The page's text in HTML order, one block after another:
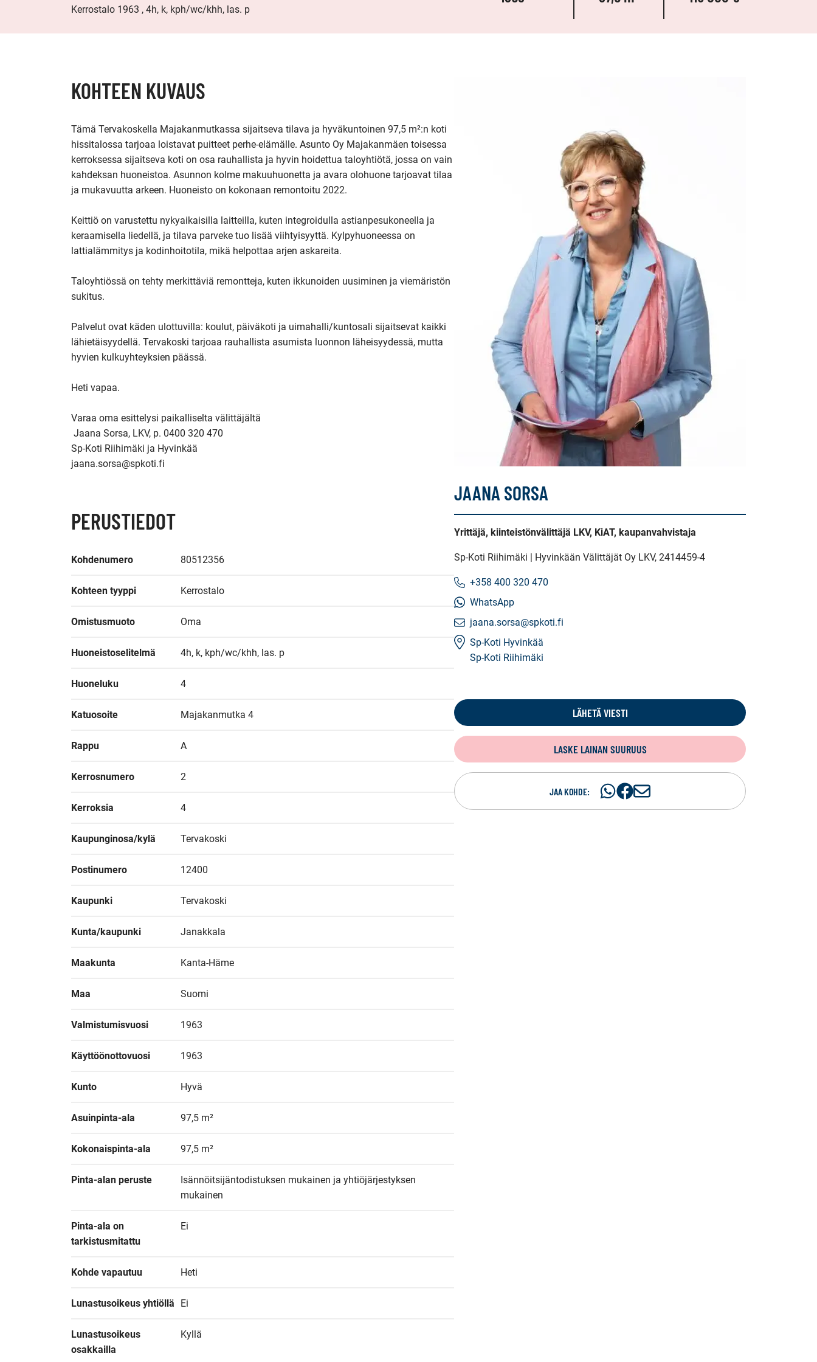
Kerrostalo 1963 , 4h, k, kph/wc/khh, las. p
KOHTEEN KUVAUS
Tämä Tervakoskella Majakanmutkassa sijaitseva tilava ja hyväkuntoinen 97,5 m²:n koti
hissitalossa tarjoaa loistavat puitteet perhe-elämälle. Asunto Oy Majakanmäen toisessa
kerroksessa sijaitseva koti on osa rauhallista ja hyvin hoidettua taloyhtiötä, jossa on vain
kahdeksan huoneistoa. Asunnon kolme makuuhuonetta ja avara olohuone tarjoavat tilaa
ja mukavuutta arkeen. Huoneisto on kokonaan remontoitu 2022.
Keittiö on varustettu nykyaikaisilla laitteilla, kuten integroidulla astianpesukoneella ja
keraamisella liedellä, ja tilava parveke tuo lisää viihtyisyyttä. Kylpyhuoneessa on
lattialämmitys ja kodinhoitotila, mikä helpottaa arjen askareita.
Taloyhtiössä on tehty merkittäviä remontteja, kuten ikkunoiden uusiminen ja viemäristön
sukitus.
Palvelut ovat käden ulottuvilla: koulut, päiväkoti ja uimahalli/kuntosali sijaitsevat kaikki
lähietäisyydellä. Tervakoski tarjoaa rauhallista asumista luonnon läheisyydessä, mutta
hyvien kulkuyhteyksien päässä.
Heti vapaa.
Varaa oma esittelysi paikalliselta välittäjältä
Sp-Koti Riihimäki ja Hyvinkää
PERUSTIEDOT
Kohdenumero 80512356
Kohteen tyyppi Kerrostalo
Omistusmuoto Oma
Huoneistoselitelmä 4h, k, kph/wc/khh, las. p
Huoneluku 4
Katuosoite Majakanmutka 4
Rappu A
Kerrosnumero 2
Kerroksia 4
Kaupunginosa/kylä Tervakoski
Postinumero 12400
Kaupunki Tervakoski
Kunta/kaupunki Janakkala
Maakunta Kanta-Häme
Maa Suomi
Valmistumisvuosi 1963
Käyttöönottovuosi 1963
Kunto Hyvä
Asuinpinta-ala 97,5 m²
Kokonaispinta-ala 97,5 m²
Pinta-alan peruste
Isännöitsijäntodistuksen mukainen ja yhtiöjärjestyksen
mukainen
Pinta-ala on
tarkistusmitattu
Ei
Kohde vapautuu Heti
Lunastusoikeus yhtiöllä Ei
Lunastusoikeus
osakkailla
Kyllä
JAANA SORSA
Yrittäjä, kiinteistönvälittäjä LKV, KiAT, kaupanvahvistaja
Sp-Koti Riihimäki | Hyvinkään Välittäjät Oy LKV, 2414459-4
+358 400 320 470
WhatsApp
jaana.sorsa@spkoti.fi
Sp-Koti Hyvinkää
Sp-Koti Riihimäki
LÄHETÄ VIESTI
LASKE LAINAN SUURUUS
JAA KOHDE:
JaaJaaJ